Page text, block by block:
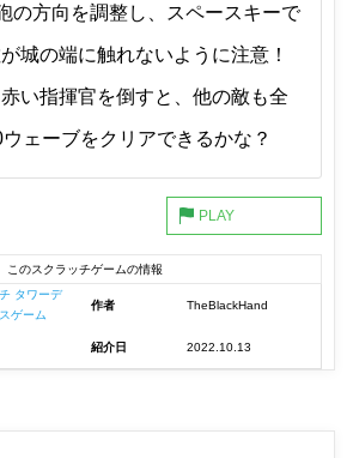
の方向を調整し、スペースキーで
城の端に触れないように注意！
い指揮官を倒すと、他の敵も全
ェーブをクリアできるかな？
このスクラッチゲームの情報
タワーデ
ゲーム
作者 TheBlackHand
紹介日 2022.10.13